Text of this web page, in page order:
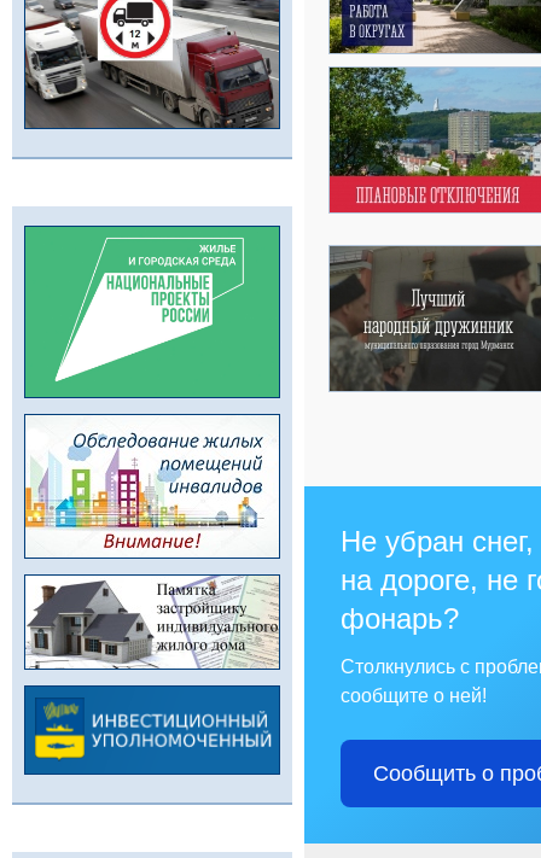
Не убран
на дороге, не
фонарь?
Столкнулись с
сообщите о ней!
Сообщить о